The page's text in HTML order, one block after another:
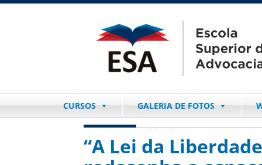
CURSOS GALERIA DE FOTOS
“A Lei da